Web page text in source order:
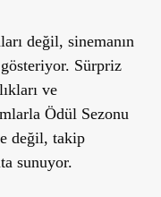
değil, sinemanın
Sürpriz
ve
Ödül Sezonu
değil, takip
sunuyor.